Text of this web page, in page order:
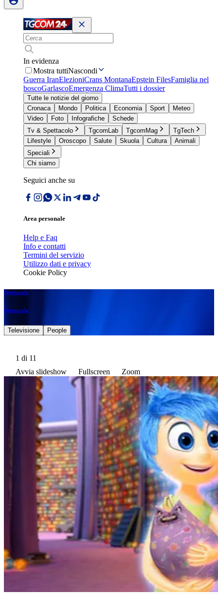
In evidenza
Mostra tuttiNascondi
Guerra IranElezioniCrans MontanaEpstein FilesFamiglia nel
boscoGarlascoEmergenza ClimaTutti i dossier
Tutte le notizie del giorno
Cronaca
Mondo Politica Economia Sport
Meteo
Video
Foto Infografiche
Schede
Tv & Spettacolo
TgcomLab TgcomMag
TgTech
Lifestyle
Oroscopo Salute Skuola Cultura
Animali
Speciali
Chi siamo
Seguici anche su
Area personale
Help e Faq
Info e contatti
Termini del servizio
Utilizzo dati e privacy
Cookie Policy
Spettacolo
Spettacolo
Televisione People
1 di 11
Avvia slideshow
Fullscreen Zoom